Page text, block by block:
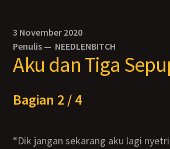
3 November 2020
Penulis — NEEDLENBITCH
Aku dan Tiga
Bagian 2 / 4
“Dik jangan sekarang aku lagi nyetrika tunggu